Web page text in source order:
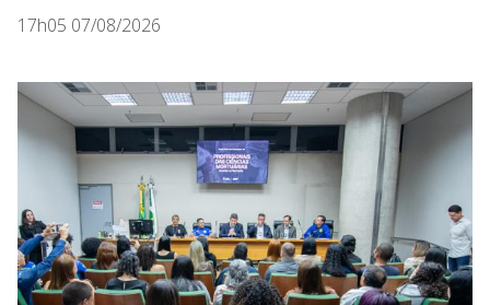
17h05 07/08/2026